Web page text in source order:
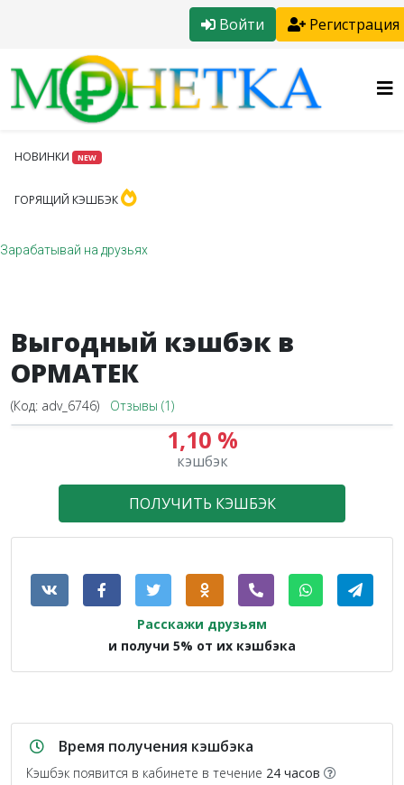
Войти Регистрация
НОВИНКИ NEW
ГОРЯЩИЙ КЭШБЭК
Зарабатывай на друзьях
Выгодный кэшбэк в
ОРМАТЕК
(Код: adv_6746) Отзывы (1)
1,10 %
кэшбэк
ПОЛУЧИТЬ КЭШБЭК
Расскажи друзьям
и получи 5% от их кэшбэка
Время получения кэшбэка
Кэшбэк появится в кабинете в течение 24 часов